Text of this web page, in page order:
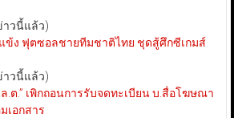
าวนี้แล้ว)
ข้ง ฟุตซอลชายทีมชาติไทย ชุดสู้ศึกซีเกมส์
าวนี้แล้ว)
ล.ต.” เพิกถอนการรับจดทะเบียน บ.สื่อโฆษณา
เอกสาร